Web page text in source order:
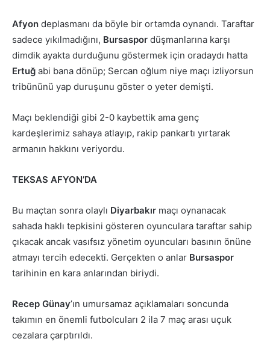
Afyon deplasmanı da böyle bir ortamda oynandı. Taraftar
sadece yıkılmadığını, Bursaspor düşmanlarına karşı
dimdik ayakta durduğunu göstermek için oradaydı hatta
Ertuğ abi bana dönüp; Sercan oğlum niye maçı izliyorsun
tribününü yap duruşunu göster o yeter demişti.
Maçı beklendiği gibi 2-0 kaybettik ama genç
kardeşlerimiz sahaya atlayıp, rakip pankartı yırtarak
armanın hakkını veriyordu.
TEKSAS AFYON’DA
Bu maçtan sonra olaylı Diyarbakır maçı oynanacak
sahada haklı tepkisini gösteren oyunculara taraftar sahip
çıkacak ancak vasıfsız yönetim oyuncuları basının önüne
atmayı tercih edecekti. Gerçekten o anlar Bursaspor
tarihinin en kara anlarından biriydi.
Recep Günay’ın umursamaz açıklamaları soncunda
takımın en önemli futbolcuları 2 ila 7 maç arası uçuk
cezalara çarptırıldı.